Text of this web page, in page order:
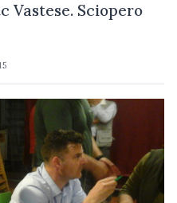
Vastese. Sciopero